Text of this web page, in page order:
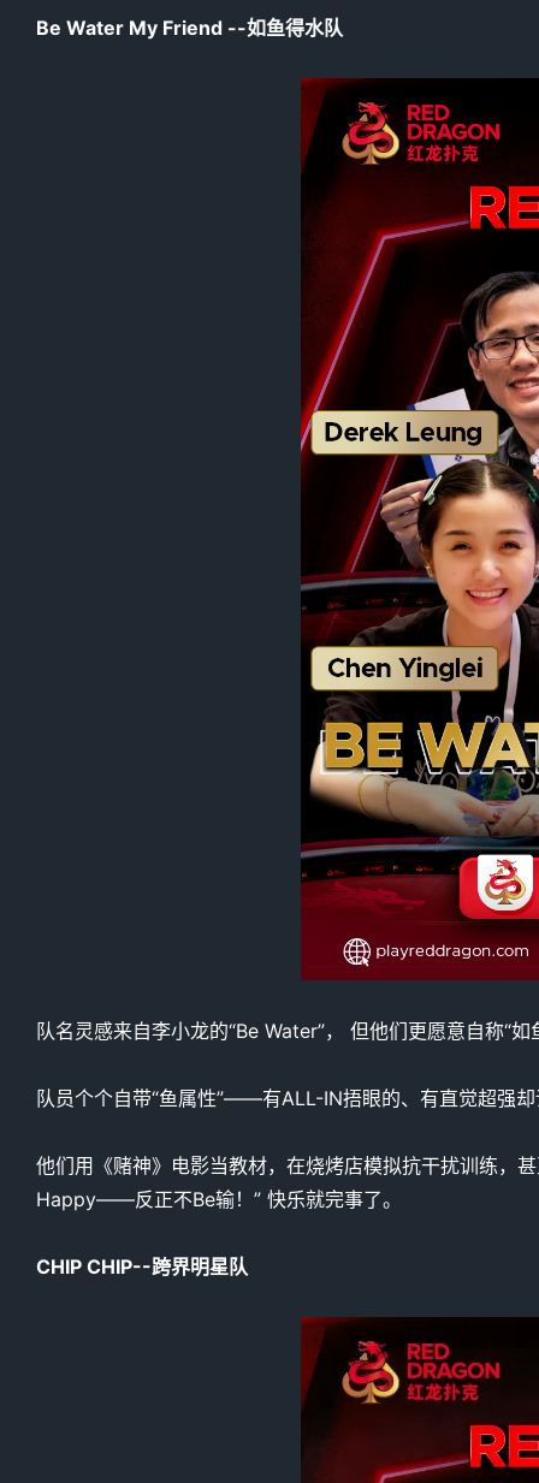
Be Water My Friend --如鱼得水队
队名灵感来自李小龙的“Be Water”， 但他们更愿意自称“
队员个个自带“鱼属性”——有ALL-IN捂眼的、有直觉超强
他们用《赌神》电影当教材，在烧烤店模拟抗干扰训练，
Happy——反正不Be输！” 快乐就完事了。
CHIP CHIP--跨界明星队